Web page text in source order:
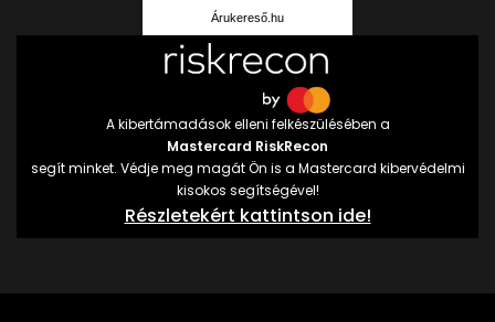
Árukereső.hu
A kibertámadások elleni felkészülésében a
Mastercard RiskRecon
segít minket. Védje meg magát Ön is a Mastercard kibervédelmi
kisokos segítségével!
Részletekért kattintson ide!